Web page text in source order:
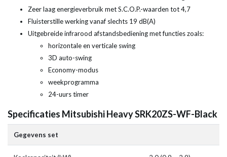
Zeer laag energieverbruik met S.C.O.P.-waarden tot 4,7
Fluisterstille werking vanaf slechts 19 dB(A)
Uitgebreide infrarood afstandsbediening met functies zoals:
horizontale en verticale swing
3D auto-swing
Economy-modus
weekprogramma
24-uurs timer
Specificaties Mitsubishi Heavy SRK20ZS-WF-Black
Gegevens set